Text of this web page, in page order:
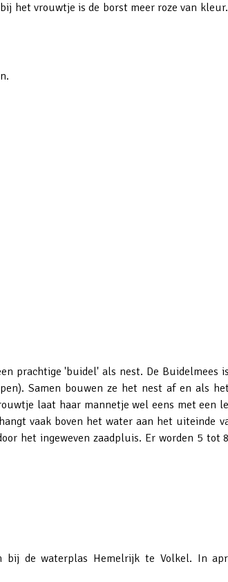
het vrouwtje is de borst meer roze van
prachtige 'buidel' als nest. De
Samen bouwen ze het nest af en als
laat haar mannetje wel eens met een
vaak boven het water aan het uiteinde
het ingeweven zaadpluis. Er worden 5
bij de waterplas Hemelrijk te Volkel. In